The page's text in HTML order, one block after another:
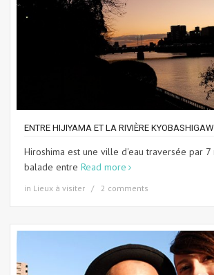
ENTRE HIJIYAMA ET LA RIVIÈRE
Hiroshima est une ville d'eau traversée par 7
balade entre Read more
in Lieux à visiter 2 comments